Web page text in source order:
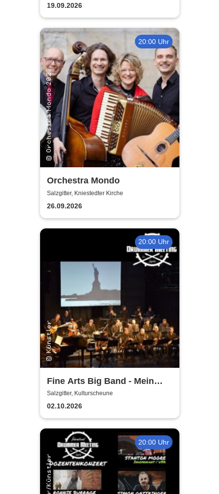
19.09.2026
20:00 Uhr
Orchestra Mondo
Salzgitter, Kniestedter Kirche
26.09.2026
20:00 Uhr
Fine Arts Big Band - Mein
amerikanischer Traum - True
Stories
Salzgitter, Kulturscheune
02.10.2026
20:00 Uhr